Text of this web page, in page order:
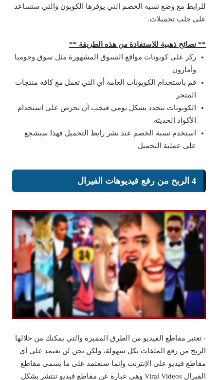
للرابط مع وضع نسبة الخصم التي يوفرها الكوبون والتي ستساعد
على جلب تحميلات.
** نصائح ذهبية للاستفادة من هذه الطريقة **
ركز على كوبونات مواقع التسوق المشهورة مثل سوق وجوميا
وأمازون
قم باستخدام الكوبونات العامة أي التي تعمل مع كافة منتجات
المتجر
الكوبونات تتجدد بشكل يومي فيجب أن تحرص على استخدام
الأكواد الحديثة
استخدم نسبة الخصم عند نشر رابط التحميل فهذا سيشجع
على عملية التحميل
4 الربح من رفع فيديوهات الفيرال
- تعتبر مقاطع الفيديو من الطرق المميزة والتي يمكنك من خلالها
الربح من رفع الملفات بكل سهولة، ولكن نحن لن نعتمد على أي
مقاطع فيديو على الإنترنت وإنما سنعتمد على ما يسمى مقاطع
الفيرال Viral Videos وهي عبارة عن مقاطع فيديو تنتشر بشكل